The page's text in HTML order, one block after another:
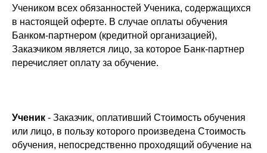
Учеником всех обязанностей Ученика, содержащихся
в настоящей оферте. В случае оплаты обучения
Банком-партнером (кредитной организацией),
Заказчиком является лицо, за которое Банк-партнер
перечисляет оплату за обучение.
Ученик - Заказчик, оплативший Стоимость обучения
или лицо, в пользу которого произведена Стоимость
обучения, непосредственно проходящий обучение на